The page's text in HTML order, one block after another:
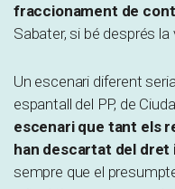
fraccionament de
Sabater, si bé després la
Un escenari diferent
espantall del PP, de
escenari que tant els
han descartat del dret
sempre que el